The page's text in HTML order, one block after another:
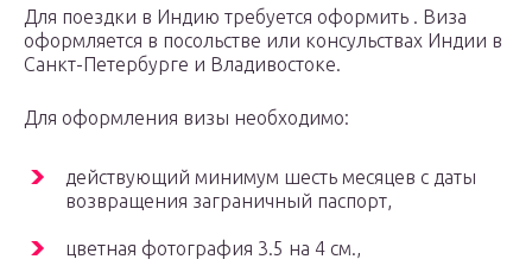
Для поездки в Индию требуется оформить . Виза
оформляется в посольстве или консульствах Индии в
Санкт-Петербурге и Владивостоке.
Для оформления визы необходимо:
действующий минимум шесть месяцев с даты
возвращения заграничный паспорт,
цветная фотография 3.5 на 4 см.,